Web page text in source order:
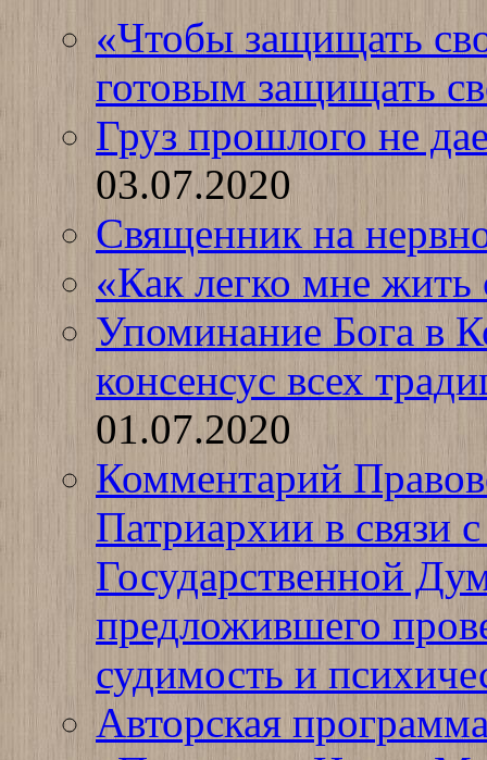
«Чтобы защищать
готовым защищать
Груз прошлого не
03.07.2020
Священник на
«Как легко мне
Упоминание Бога в
консенсус всех
01.07.2020
Комментарий
Патриархии в связи
Государственной
предложившего
судимость и
Авторская